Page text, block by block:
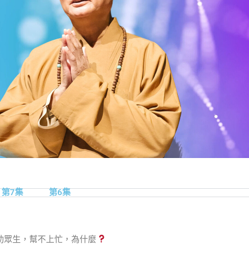
第7集 第6集
生，幫不上忙，為什麼